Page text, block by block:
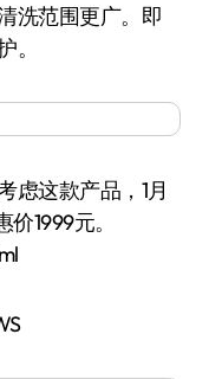
洗范围更广。即
。
这款产品，1月
1999元。